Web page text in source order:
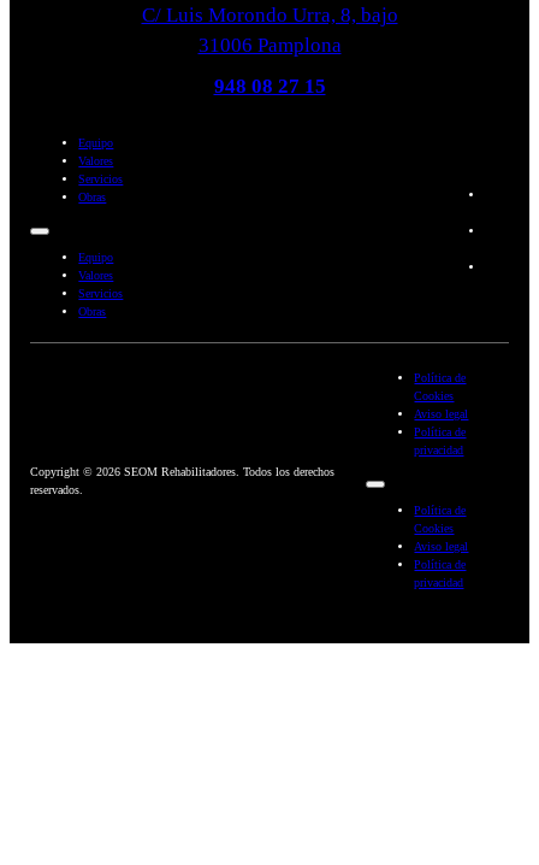
C/ Luis Morondo Urra, 8, bajo
31006 Pamplona
948 08 27 15
Equipo
Valores
Servicios
Obras
Equipo
Valores
Servicios
Obras
Copyright © 2026 SEOM Rehabilitadores. Todos los derechos
reservados.
Política de
Cookies
Aviso legal
Política de
privacidad
Política de
Cookies
Aviso legal
Política de
privacidad